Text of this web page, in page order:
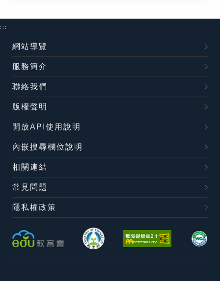
:::
網站導覽
服務簡介
聯絡我們
版權聲明
開放API使用說明
內嵌搜尋欄位說明
相關連結
常見問題
隱私權政策